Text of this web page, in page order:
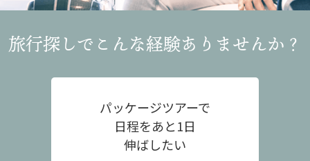
旅行探しでこんな経験ありませんか？
パッケージツアーで
日程をあと1日
伸ばしたい